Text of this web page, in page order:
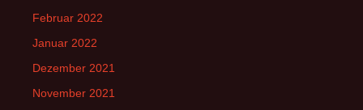
Februar 2022
Januar 2022
Dezember 2021
November 2021